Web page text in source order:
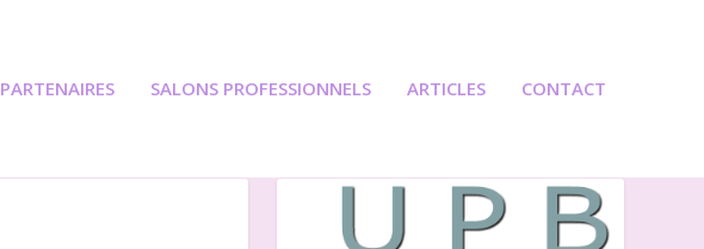
PARTENAIRES SALONS PROFESSIONNELS ARTICLES CONTACT